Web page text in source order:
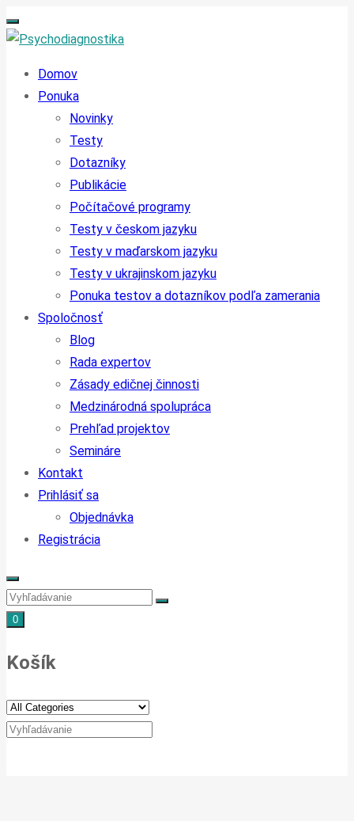
Domov
Ponuka
Novinky
Testy
Dotazníky
Publikácie
Počítačové programy
Testy v českom jazyku
Testy v maďarskom jazyku
Testy v ukrajinskom jazyku
Ponuka testov a dotazníkov podľa zamerania
Spoločnosť
Blog
Rada expertov
Zásady edičnej činnosti
Medzinárodná spolupráca
Prehľad projektov
Semináre
Kontakt
Prihlásiť sa
Objednávka
Registrácia
0
Košík